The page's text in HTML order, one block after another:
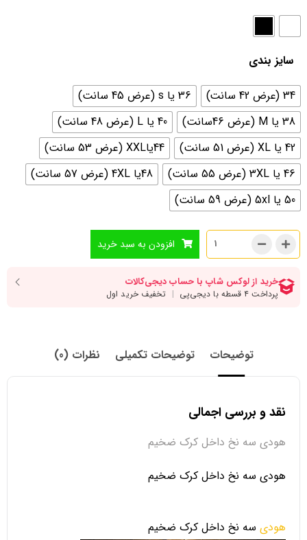
سایز بندی
34 (عرض 42 سانت)
36 یا s (عرض 45 سانت)
38 یا M (عرض 46سانت)
40 یا L (عرض 48 سانت)
42 یا XL (عرض 51 سانت)
44یاXXL (عرض 53 سانت)
46 یا 3XL (عرض 55 سانت)
48یا 4XL (عرض 57 سانت)
50 یا 5xl (عرض 59 سانت)
افزودن به سبد خرید
توضیحات توضیحات تکمیلی نظرات (0)
نقد و بررسی اجمالی
هودی سه نخ داخل کرک ضخیم
هودی سه نخ داخل کرک ضخیم
هودی سه نخ داخل کرک ضخیم